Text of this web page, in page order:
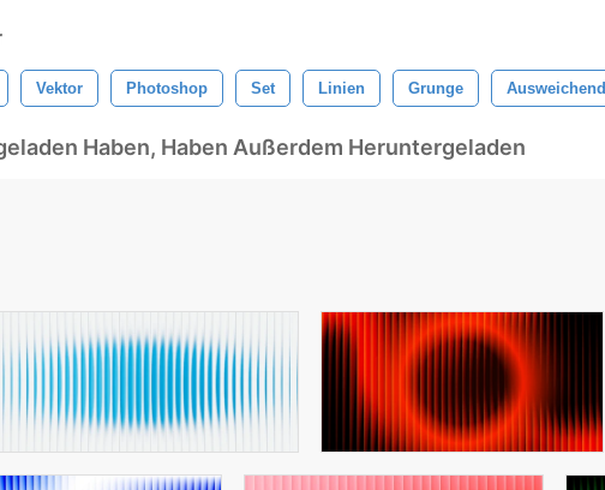
Vektor Photoshop Set Linien Grunge Ausweichend
Haben, Haben Außerdem Heruntergeladen